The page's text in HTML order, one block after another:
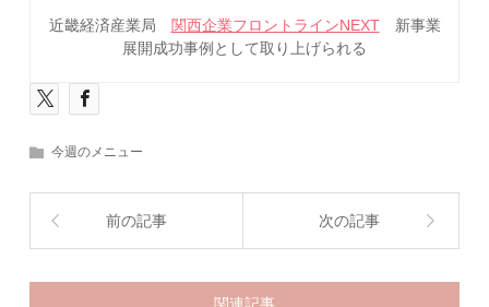
近畿経済産業局 関西企業フロントラインNEXT新事業
展開成功事例として取り上げられる
今週のメニュー
前の記事 次の記事